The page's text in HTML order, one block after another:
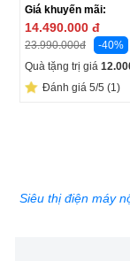
Giá khuyến mãi:
14.490.000 đ
23.990.000đ
-40%
Quà tặng trị giá
Đánh giá 5/5 (1)
Siêu thị điện máy